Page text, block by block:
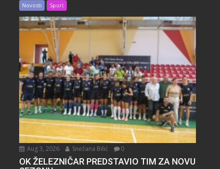
Novosti Sport
Aug 3, 2026 Snežana Bilić 0
OK ŽELEZNIČAR PREDSTAVIO TIM ZA NOVU